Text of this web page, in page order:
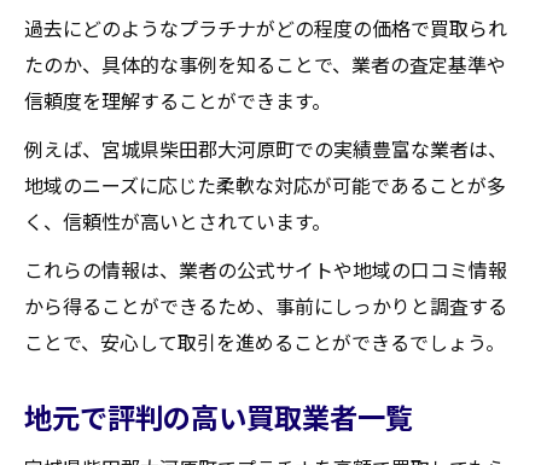
過去にどのようなプラチナがどの程度の価格で買取られ
たのか、具体的な事例を知ることで、業者の査定基準や
信頼度を理解することができます。
例えば、宮城県柴田郡大河原町での実績豊富な業者は、
地域のニーズに応じた柔軟な対応が可能であることが多
く、信頼性が高いとされています。
これらの情報は、業者の公式サイトや地域の口コミ情報
から得ることができるため、事前にしっかりと調査する
ことで、安心して取引を進めることができるでしょう。
地元で評判の高い買取業者一覧